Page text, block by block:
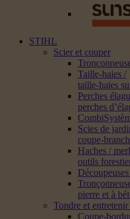
STIHL
Scier et couper
Taille-haies /
taille-haies
Perches
perches
Scies de
coupe-
Haches /
outils
pierre et à
Tondre et
Coupe-